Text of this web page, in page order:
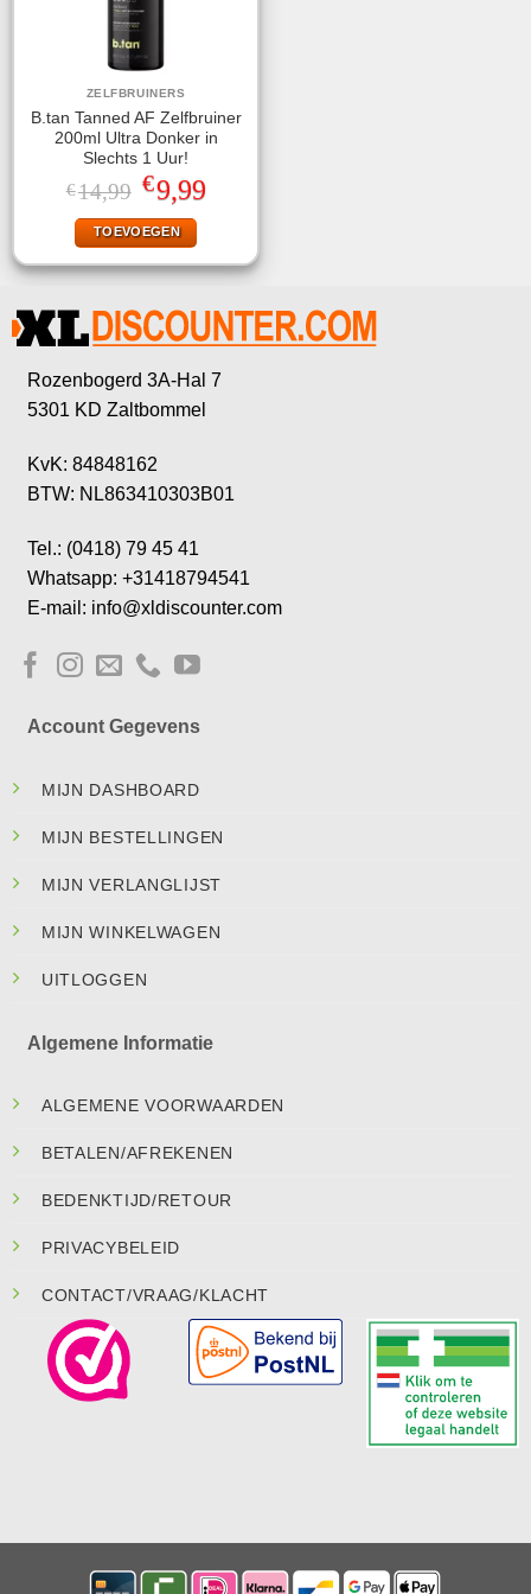
ZELFBRUINERS
B.tan Tanned AF Zelfbruiner
200ml Ultra Donker in
Slechts 1 Uur!
€14,99 Oorspronkelijke
prijs
was:
€14,99.
€9,99Huidige
prijs
TOEVOEGEN
Rozenbogerd 3A-Hal 7
5301 KD Zaltbommel
KvK: 84848162
BTW: NL863410303B01
Tel.: (0418) 79 45 41
Whatsapp: +31418794541
E-mail: info@xldiscounter.com
Account Gegevens
MIJN DASHBOARD
MIJN BESTELLINGEN
MIJN VERLANGLIJST
MIJN WINKELWAGEN
UITLOGGEN
Algemene Informatie
ALGEMENE VOORWAARDEN
BETALEN/AFREKENEN
BEDENKTIJD/RETOUR
PRIVACYBELEID
CONTACT/VRAAG/KLACHT